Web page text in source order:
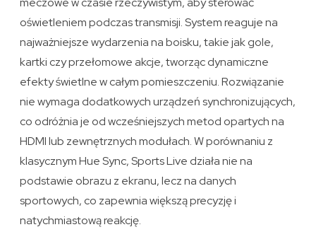
oświetleniem podczas transmisji. System reaguje na
najważniejsze wydarzenia na boisku, takie jak gole,
kartki czy przełomowe akcje, tworząc dynamiczne
efekty świetlne w całym pomieszczeniu. Rozwiązanie
nie wymaga dodatkowych urządzeń synchronizujących,
co odróżnia je od wcześniejszych metod opartych na
HDMI lub zewnętrznych modułach. W porównaniu z
klasycznym Hue Sync, Sports Live działa nie na
podstawie obrazu z ekranu, lecz na danych
sportowych, co zapewnia większą precyzję i
natychmiastową reakcję.